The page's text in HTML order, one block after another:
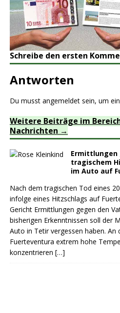
Schreibe den ersten
Antworten
Du musst angemeldet sein, um
Weitere Beiträge im
Nachrichten
Ermittlungen
tragischem
im Auto auf
Nach dem tragischen Tod eines
infolge eines Hitzschlags auf
Gericht Ermittlungen gegen den
bisherigen Erkenntnissen soll der
Auto in Tetir vergessen haben.
Fuerteventura extrem hohe
konzentrieren […]